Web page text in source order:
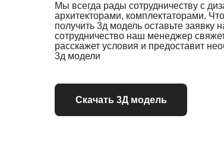
Мы всегда рады сотрудничеству с
архитекторами, комплектаторами.
получить 3д модель оставьте заявку
сотрудничество наш менеджер
расскажет условия и предоставит
3д модели
Скачать 3Д модель